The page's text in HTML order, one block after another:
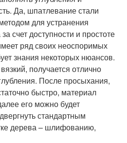
Да, шпатлевание стали
для устранения
счет доступности и простоте
ряд своих неоспоримых
знания некоторых нюансов.
получается отлично
После просыхания,
быстро, материал
его можно будет
стандартным
дерева – шлифованию,